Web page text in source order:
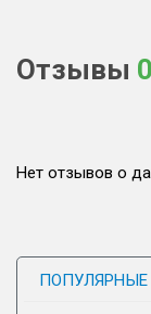
Отзывы 0
Нет отзывов о